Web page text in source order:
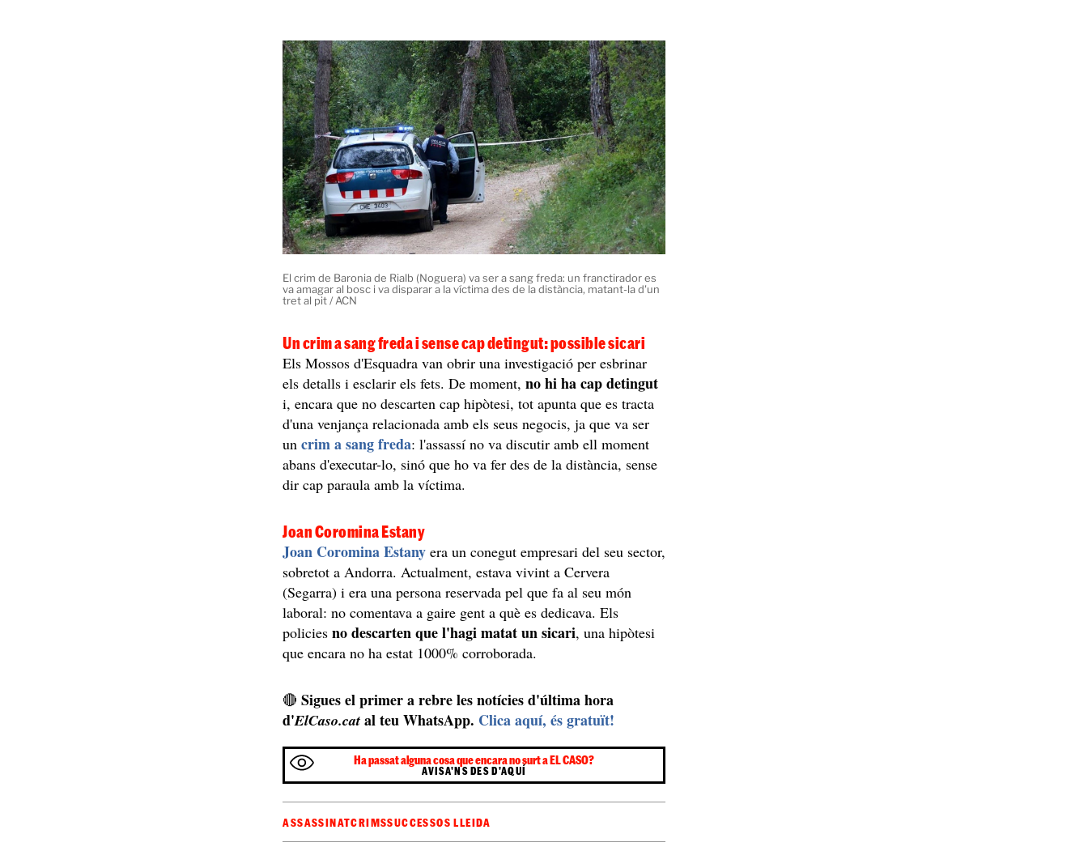
El crim de Baronia de Rialb (Noguera) va ser a sang freda: un franctirador es
va amagar al bosc i va disparar a la víctima des de la distància, matant-la d'un
tret al pit / ACN
Un crim a sang freda i sense cap detingut: possible sicari
Els Mossos d'Esquadra van obrir una investigació per esbrinar
els detalls i esclarir els fets. De moment, no hi ha cap detingut
i, encara que no descarten cap hipòtesi, tot apunta que es tracta
d'una venjança relacionada amb els seus negocis, ja que va ser
uncrim a sang freda: l'assassí no va discutir amb ell moment
abans d'executar-lo, sinó que ho va fer des de la distància, sense
dir cap paraula amb la víctima.
Joan Coromina Estany
Joan Coromina Estany era un conegut empresari del seu sector,
sobretot a Andorra. Actualment, estava vivint a Cervera
(Segarra) i era una persona reservada pel que fa al seu món
laboral: no comentava a gaire gent a què es dedicava. Els
policiesno descarten que l'hagi matat un sicari, una hipòtesi
que encara no ha estat 1000% corroborada.
🔴Sigues el primer a rebre les notícies d'última hora
d'ElCaso.cat al teu WhatsApp. Clica aquí, és gratuït!
Ha passat alguna cosa que encara no surt a EL CASO?
AVISA'NS DES D'AQUÍ
ASSASSINATCRIMSSUCCESSOS LLEIDA